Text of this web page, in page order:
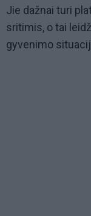
Jie dažnai turi
sritimis, o tai
gyvenimo